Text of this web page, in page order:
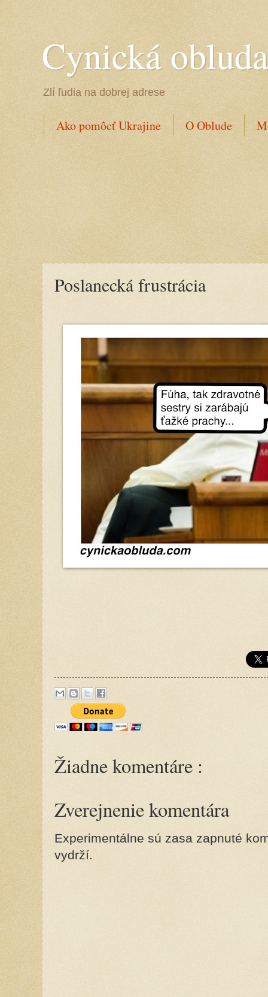
Cynická obluda
Zlí ľudia na dobrej adrese
Ako pomôcť Ukrajine O Oblude
Poslanecká frustrácia
Žiadne komentáre :
Zverejnenie komentára
Experimentálne sú zasa zapnuté
vydrží.